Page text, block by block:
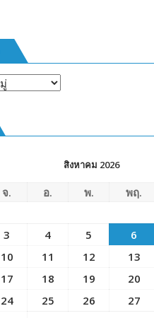
๒๕๖๙
สิงหาคม 2026
จ. อ. พ. พฤ.
3 4 5 6
10 11 12 13
17 18 19 20
24 25 26 27